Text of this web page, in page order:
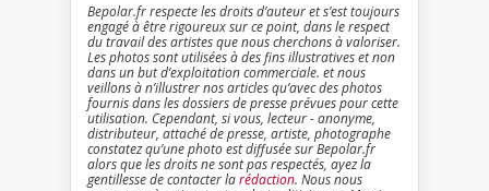
Bepolar.fr respecte les droits d’auteur et s’est toujours
engagé à être rigoureux sur ce point, dans le respect
du travail des artistes que nous cherchons à valoriser.
Les photos sont utilisées à des fins illustratives et non
dans un but d’exploitation commerciale. et nous
veillons à n’illustrer nos articles qu’avec des photos
fournis dans les dossiers de presse prévues pour cette
utilisation. Cependant, si vous, lecteur - anonyme,
distributeur, attaché de presse, artiste, photographe
constatez qu’une photo est diffusée sur Bepolar.fr
alors que les droits ne sont pas respectés, ayez la
gentillesse de contacter larédaction. Nous nous